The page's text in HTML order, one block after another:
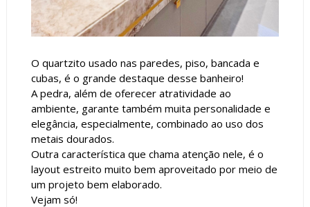
O quartzito usado nas paredes, piso, bancada e
cubas, é o grande destaque desse banheiro!
A pedra, além de oferecer atratividade ao
ambiente, garante também muita personalidade e
elegância, especialmente, combinado ao uso dos
metais dourados.
Outra característica que chama atenção nele, é o
layout estreito muito bem aproveitado por meio de
um projeto bem elaborado.
Vejam só!